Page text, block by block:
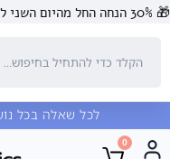
🎁
לכל שאלה בכל
0